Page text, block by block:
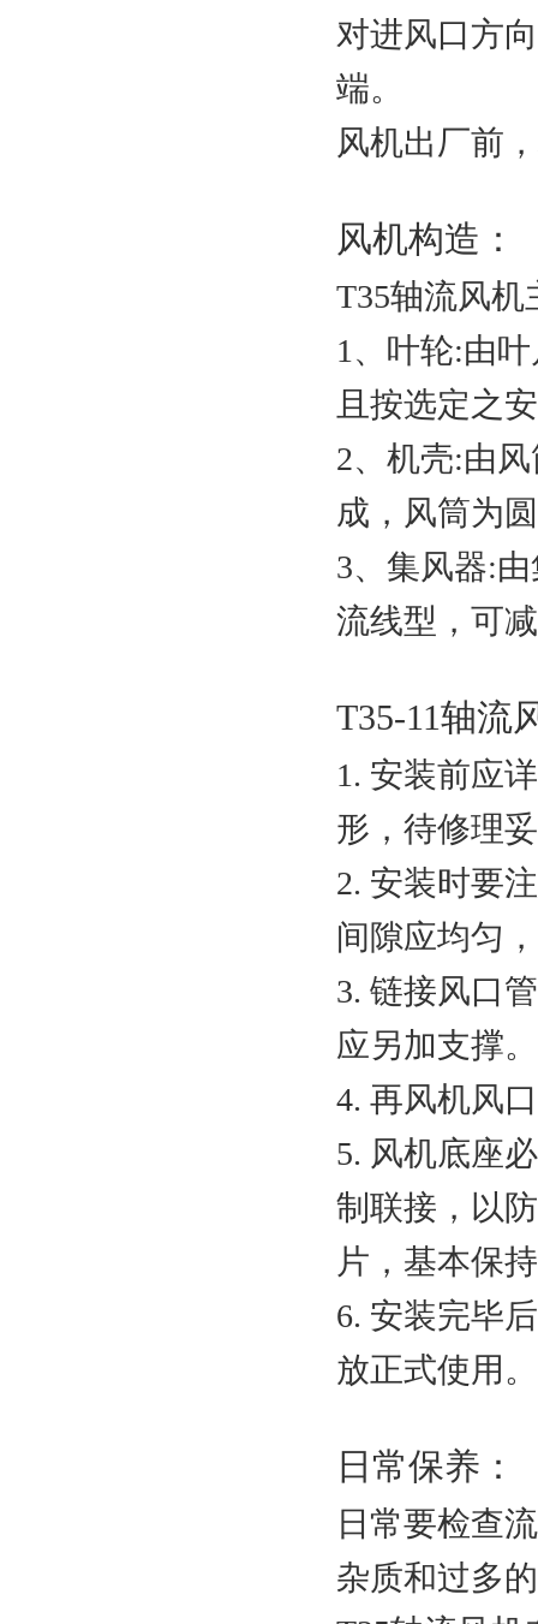
对进风口方
端。
风机出厂前
风机构造：
T35轴流风
1、叶轮:由
且按选定之
2、机壳:由
成，风筒为
3、集风器:
流线型，可
T35-11轴流
1. 安装前应
形，待修理
2. 安装时要
间隙应均匀
3. 链接风口
应另加支撑。
4. 再风机风
5. 风机底座
制联接，以
片，基本保
6. 安装完毕
放正式使用。
日常保养：
日常要检查
杂质和过多